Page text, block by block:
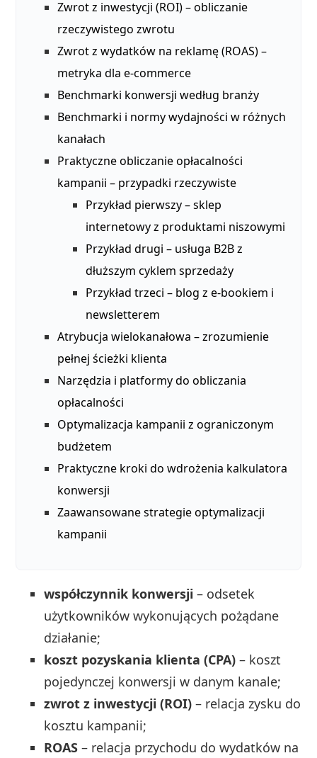
Zwrot z inwestycji (ROI) – obliczanie
rzeczywistego zwrotu
Zwrot z wydatków na reklamę (ROAS) –
metryka dla e-commerce
Benchmarki konwersji według branży
Benchmarki i normy wydajności w różnych
kanałach
Praktyczne obliczanie opłacalności
kampanii – przypadki rzeczywiste
Przykład pierwszy – sklep
internetowy z produktami niszowymi
Przykład drugi – usługa B2B z
dłuższym cyklem sprzedaży
Przykład trzeci – blog z e-bookiem i
newsletterem
Atrybucja wielokanałowa – zrozumienie
pełnej ścieżki klienta
Narzędzia i platformy do obliczania
opłacalności
Optymalizacja kampanii z ograniczonym
budżetem
Praktyczne kroki do wdrożenia kalkulatora
konwersji
Zaawansowane strategie optymalizacji
kampanii
współczynnik konwersji – odsetek
użytkowników wykonujących pożądane
działanie;
koszt pozyskania klienta (CPA) – koszt
pojedynczej konwersji w danym kanale;
zwrot z inwestycji (ROI) – relacja zysku do
kosztu kampanii;
ROAS – relacja przychodu do wydatków na